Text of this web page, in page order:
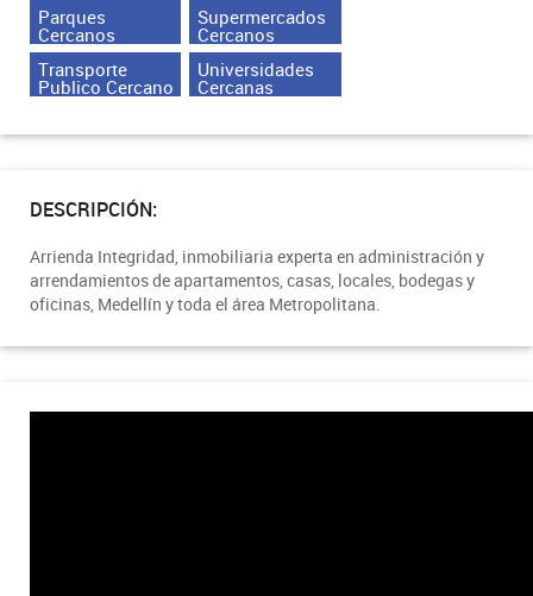
Parques
Cercanos
Supermercados
Cercanos
Transporte
Publico Cercano
Universidades
Cercanas
DESCRIPCIÓN:
Arrienda Integridad, inmobiliaria experta en administración y
arrendamientos de apartamentos, casas, locales, bodegas y
oficinas, Medellín y toda el área Metropolitana.